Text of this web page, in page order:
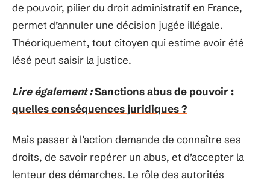
de pouvoir, pilier du droit administratif en France,
permet d’annuler une décision jugée illégale.
Théoriquement, tout citoyen qui estime avoir été
lésé peut saisir la justice.
Lire également :Sanctions abus de pouvoir :
quelles conséquences juridiques ?
Mais passer à l’action demande de connaître ses
droits, de savoir repérer un abus, et d’accepter la
lenteur des démarches. Le rôle des autorités